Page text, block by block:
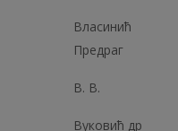
Власинић
Предраг
B. В.
Вуковић др